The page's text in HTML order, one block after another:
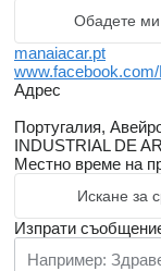
Обадете ми
manaiacar.pt
Адрес
Португалия,
INDUSTRIAL DE
Местно време на
Искане за
Изпрати